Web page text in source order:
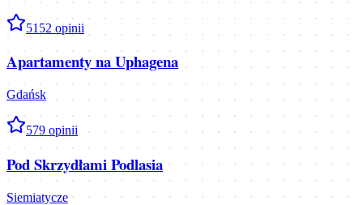
5152 opinii
Apartamenty na Uphagena
Gdańsk
579 opinii
Pod Skrzydłami Podlasia
Siemiatycze